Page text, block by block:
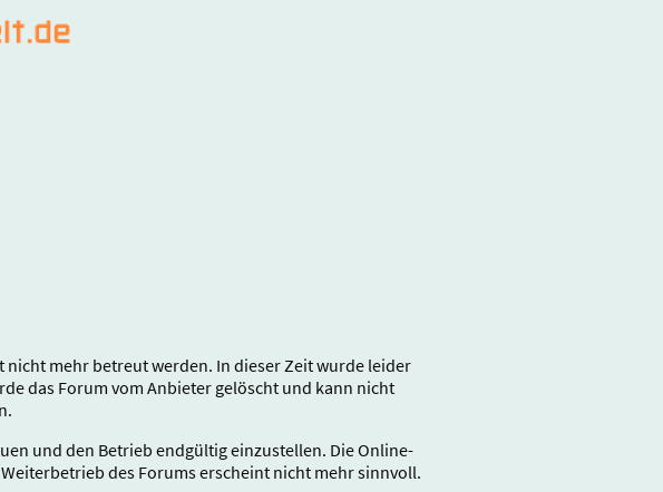
mehr betreut werden. In dieser Zeit wurde leider
das Forum vom Anbieter gelöscht und kann nicht
und den Betrieb endgültig einzustellen. Die Online-
des Forums erscheint nicht mehr sinnvoll.